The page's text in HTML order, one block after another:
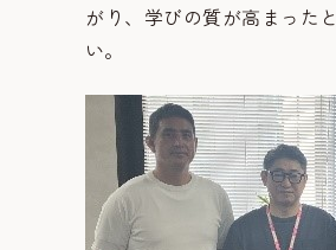
がり、学びの質が高まった
い。